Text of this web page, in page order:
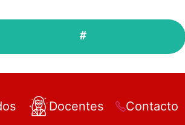
#
Docentes Contacto